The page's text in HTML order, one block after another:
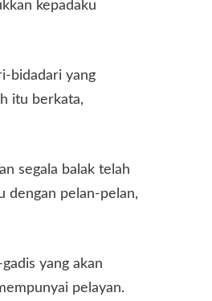
kepadaku
bidadari yang
itu berkata,
segala balak telah
dengan pelan-pelan,
yang akan
pelayan.